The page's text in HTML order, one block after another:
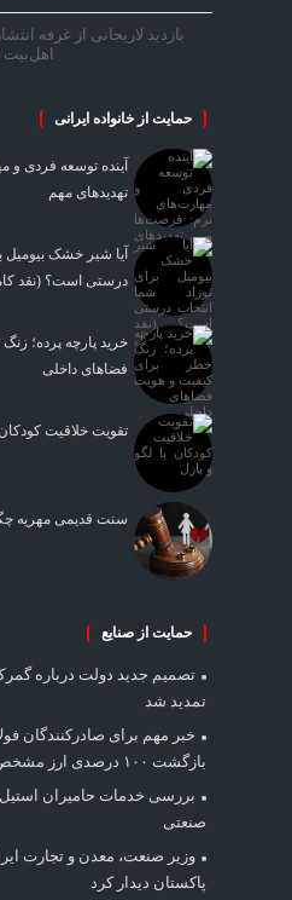
بازدید لاریجانی از غرفه
حمایت از خانواده ایرانی
آینده توسعه فردی
تهدیدهای مهم
آیا شیر خشک بیومیل
درستی است؟ (نقد
خرید پارچه پرده؛
فضاهای داخلی
تقویت خلاقیت
سنت قدیمی مهریه
حمایت از صنایع
تصمیم جدید دولت درباره
تمدید شد
خبر مهم برای صادرکنندگان
بازگشت ۱۰۰ درصدی ارز مشخص شد
بررسی خدمات حامیران استیل
صنعتی
وزیر صنعت، معدن و تجارت
پاکستان دیدار کرد